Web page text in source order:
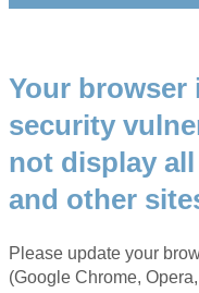
Your browser
security
not display
and other
Please update your
(Google Chrome,